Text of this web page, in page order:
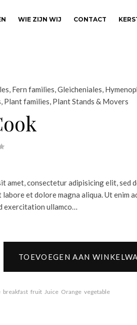
WIE ZIJN WIJ CONTACT
, Fern families,Gleicheniales,
, Plant families, Plant Stands & Movers
amet, consectetur adipisicing elit, sed
et dolore magna aliqua. Ut enim
exercitation ullamco…
TOEVOEGEN AAN
breakfast fruit Juice Orange vegetable